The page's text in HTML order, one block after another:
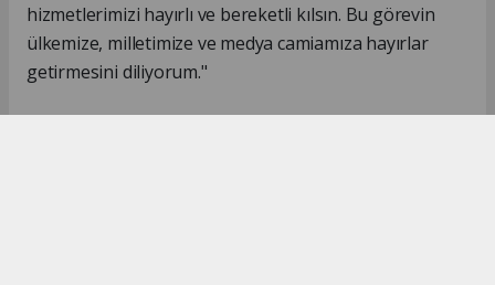
hizmetlerimizi hayırlı ve bereketli kılsın. Bu görevin
ülkemize, milletimize ve medya camiamıza hayırlar
getirmesini diliyorum."